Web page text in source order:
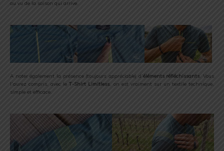
au vu de la saison qui arrive.
A noter également la présence (toujours appréciable) d’éléments réfléchissants. Vous
l’aurez compris, avec le T-Shirt Limitless , on est vraiment sur un textile technique,
simple et efficace.